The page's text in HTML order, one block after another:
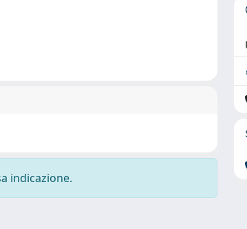
indicazione.